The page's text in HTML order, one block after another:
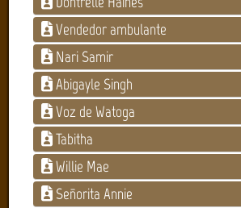
Vendedor ambulante
Nari Samir
Abigayle Singh
Voz de Watoga
Tabitha
Willie Mae
Señorita Annie